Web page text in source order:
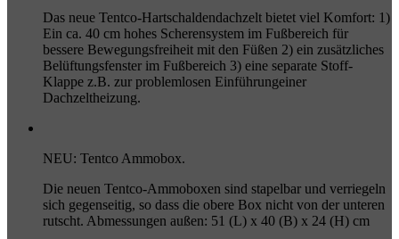
Das neue Tentco-Hartschaldendachzelt bietet viel Komfort: 1)
Ein ca. 40 cm hohes Scherensystem im Fußbereich für
bessere Bewegungsfreiheit mit den Füßen 2) ein zusätzliches
Belüftungsfenster im Fußbereich 3) eine separate Stoff-
Klappe z.B. zur problemlosen Einführungeiner
Dachzeltheizung.
NEU: Tentco Ammobox.
Die neuen Tentco-Ammoboxen sind stapelbar und verriegeln
sich gegenseitig, so dass die obere Box nicht von der unteren
rutscht. Abmessungen außen: 51 (L) x 40 (B) x 24 (H) cm